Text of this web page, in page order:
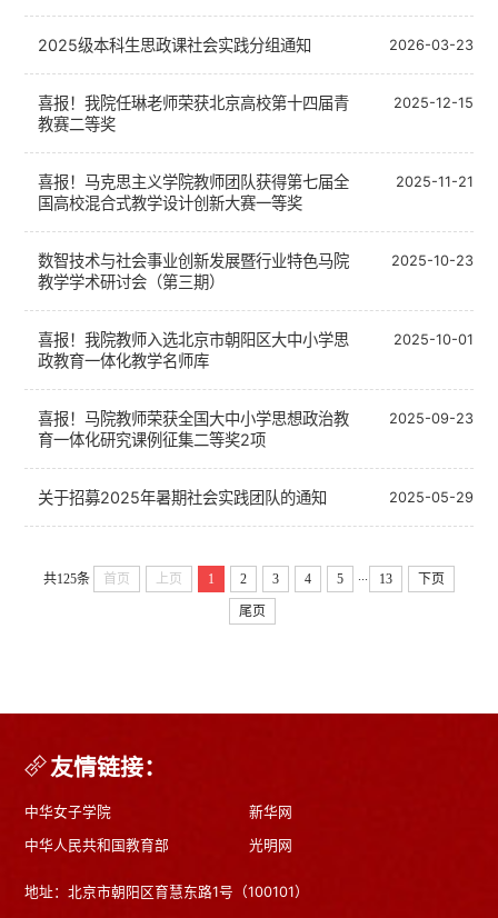
2025级本科生思政课社会实践分组通知 2026-03-23
喜报！我院任琳老师荣获北京高校第十四届青
教赛二等奖
2025-12-15
喜报！马克思主义学院教师团队获得第七届全
国高校混合式教学设计创新大赛一等奖
2025-11-21
数智技术与社会事业创新发展暨行业特色马院
教学学术研讨会（第三期）
2025-10-23
喜报！我院教师入选北京市朝阳区大中小学思
政教育一体化教学名师库
2025-10-01
喜报！马院教师荣获全国大中小学思想政治教
育一体化研究课例征集二等奖2项
2025-09-23
关于招募2025年暑期社会实践团队的通知 2025-05-29
共125条 首页 上页 1 2 3 4 5 13 下页
尾页
友情链接：
中华女子学院
新华网
中华人民共和国教育部
光明网
地址：北京市朝阳区育慧东路1号（100101）